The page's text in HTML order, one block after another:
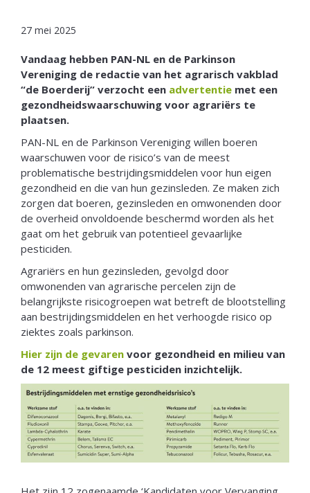
27 mei 2025
Vandaag hebben PAN-NL en de Parkinson
Vereniging de redactie van het agrarisch vakblad
“de Boerderij” verzocht een advertentie met een
gezondheidswaarschuwing voor agrariërs te
plaatsen.
PAN-NL en de Parkinson Vereniging willen boeren
waarschuwen voor de risico’s van de meest
problematische bestrijdingsmiddelen voor hun eigen
gezondheid en die van hun gezinsleden. Ze maken zich
zorgen dat boeren, gezinsleden en omwonenden door
de overheid onvoldoende beschermd worden als het
gaat om het gebruik van potentieel gevaarlijke
pesticiden.
Agrariërs en hun gezinsleden, gevolgd door
omwonenden van agrarische percelen zijn de
belangrijkste risicogroepen wat betreft de blootstelling
aan bestrijdingsmiddelen en het verhoogde risico op
ziektes zoals parkinson.
Hier zijn de gevaren voor gezondheid en milieu van
de 12 meest giftige pesticiden inzichtelijk.